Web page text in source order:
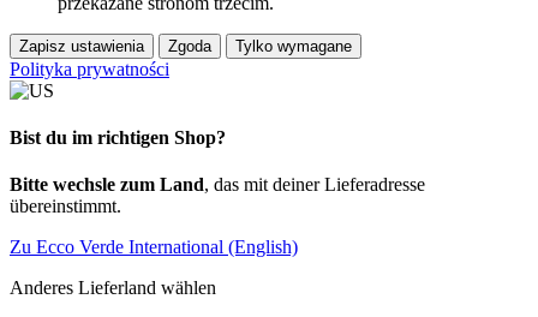
Zapisz ustawienia Zgoda Tylko wymagane
Polityka prywatności
Bist du im richtigen Shop?
Bitte wechsle zum Land, das mit deiner Lieferadresse
übereinstimmt.
Zu Ecco Verde International (English)
Anderes Lieferland wählen